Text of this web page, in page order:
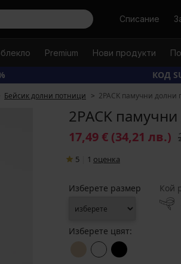
ТърсиСписание
Premium Нови продукти
КОД
Бейсик долни потници 2PACK памучни
2PACK
17,49 € (34,21 лв.)
5 1 oценка
Изберете размер
Кой
Изберете цвят: